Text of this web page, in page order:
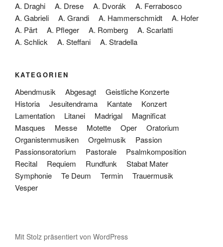
A. Draghi
A. Drese A. Dvorák
A. Ferrabosco
A. Gabrieli
A. Grandi A. Hammerschmidt
A. Hofer
A. Pärt
A. Pfleger A. Romberg
A. Scarlatti
A. Schlick
A. Steffani A. Stradella
KATEGORIEN
Abendmusik Abgesagt
Geistliche Konzerte
Historia
Jesuitendrama Kantate
Konzert
Lamentation
Litanei Madrigal
Magnificat
Masques
Messe Motette Oper
Oratorium
Organistenmusiken
Orgelmusik
Passion
Passionsoratorium
Pastorale
Psalmkomposition
Recital
Requiem Rundfunk
Stabat Mater
Symphonie
Te Deum Termin
Trauermusik
Vesper
Mit Stolz präsentiert von WordPress